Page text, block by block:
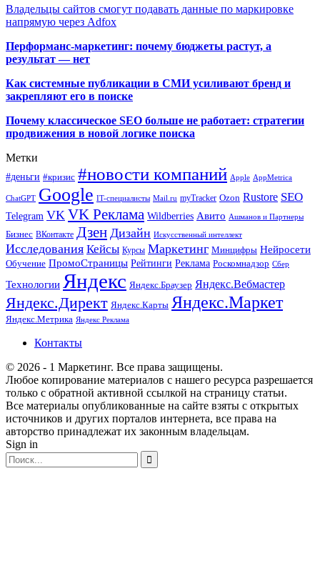
Владельцы сайтов смогут подавать данные по маркировке
напрямую через Adfox
Перформанс-маркетинг: почему бюджеты растут, а
результат — нет
Как системные публикации в СМИ усиливают бренд и
закрепляют его в поиске
Почему классическое SEO больше не работает: стратегии
продвижения в новой логике поиска
Метки
#деньги #кризис #новости компаний Apple AppMetrica
ChatGPT Google IT-специалисты Mail.ru myTracker Ozon Rustore SEO
Telegram VK VK Реклама Wildberries Авито Ашманов и Партнеры
Бизнес ВКонтакте Дзен Дизайн Искусственный интеллект
Исследования Кейсы Курсы Маркетинг Минцифры Нейросети
Обучение ПромоСтраницы Рейтинги Реклама Роскомнадзор Сбер
Технологии Яндекс Яндекс.Браузер Яндекс.Вебмастер
Яндекс.Директ Яндекс.Карты Яндекс.Маркет
Яндекс.Метрика Яндекс Реклама
Контакты
© 2026 - 1 Маркетинг. Все права защищены.
Любое копирование материалов с нашего ресурса разрешается
только с обратной активной ссылкой на страницу статьи.
Все материалы опубликованные на сайте взяты с открытых
источников и других порталов интернета, все права на
авторство принадлежат их законным владельцам.
Sign in